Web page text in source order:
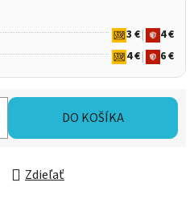
3 €|
4 €
4 €| 6 €
DO KOŠÍKA
Zdieľať